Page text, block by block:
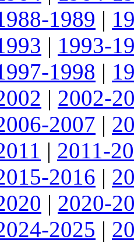
1989 |
| 1993-
1998 |
| 2002-
2007 |
| 2011-
2016 |
| 2020-
2025 |